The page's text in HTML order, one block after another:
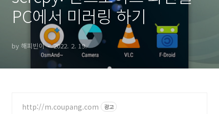
PC에서 미러링 하기
by 해피빈이 2022. 2. 19.
http://m.coupang.com 광고